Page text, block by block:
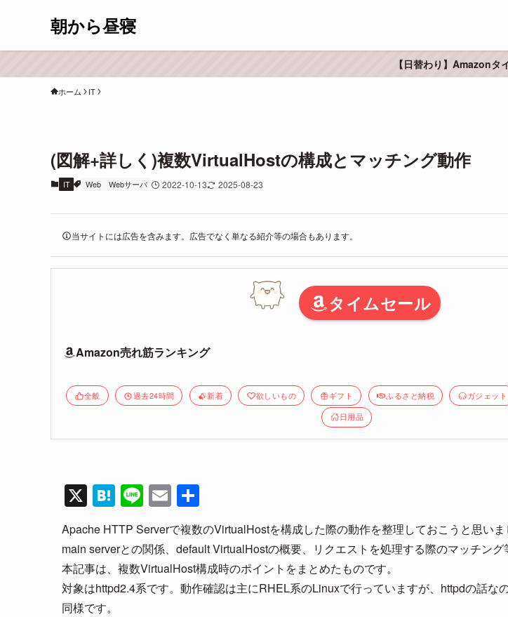
朝から昼寝
【日替わり】Amazonタ
ホーム IT
(図解+詳しく)複数VirtualHostの構成とマッチング動作
IT Web Webサーバ 2022-10-13 2025-08-23
当サイトには広告を含みます。広告でなく単なる紹介等の場合もあります。
タイムセール
Amazon売れ筋ランキング
全般 過去24時間 新着 欲しいもの ギフト ふるさと納税 ガジェット
日用品
X H
at
e
n
a
Li
n
e
E
m
ail
有
Apache HTTP Serverで複数のVirtualHostを構成した際の動作を整理しておこうと思いま
main serverとの関係、default VirtualHostの概要、リクエストを処理する際のマッチング
本記事は、複数VirtualHost構成時のポイントをまとめたものです。
対象はhttpd2.4系です。動作確認は主にRHEL系のLinuxで行っていますが、httpdの話な
同様です。